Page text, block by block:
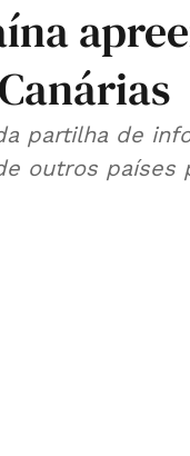
partilha de
outros países